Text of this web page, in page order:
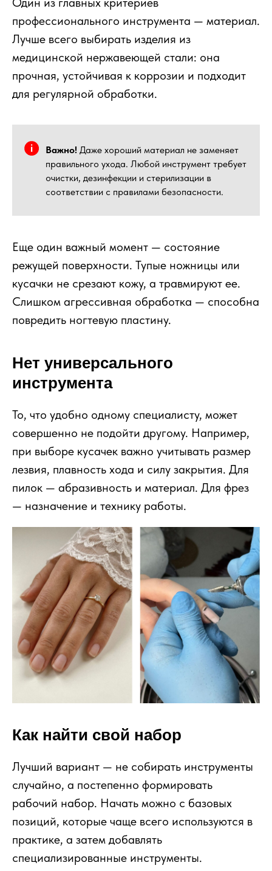
профессионального инструмента — материал.
Лучше всего выбирать изделия из
медицинской нержавеющей стали: она
прочная, устойчивая к коррозии и подходит
для регулярной обработки.
Важно! Даже хороший материал не заменяет
правильного ухода. Любой инструмент требует
очистки, дезинфекции и стерилизации в
соответствии с правилами безопасности.
Еще один важный момент — состояние
режущей поверхности. Тупые ножницы или
кусачки не срезают кожу, а травмируют ее.
Слишком агрессивная обработка — способна
повредить ногтевую пластину.
Нет универсального
инструмента
То, что удобно одному специалисту, может
совершенно не подойти другому. Например,
при выборе кусачек важно учитывать размер
лезвия, плавность хода и силу закрытия. Для
пилок — абразивность и материал. Для фрез
— назначение и технику работы.
Как найти свой набор
Лучший вариант — не собирать инструменты
случайно, а постепенно формировать
рабочий набор. Начать можно с базовых
позиций, которые чаще всего используются в
практике, а затем добавлять
специализированные инструменты.